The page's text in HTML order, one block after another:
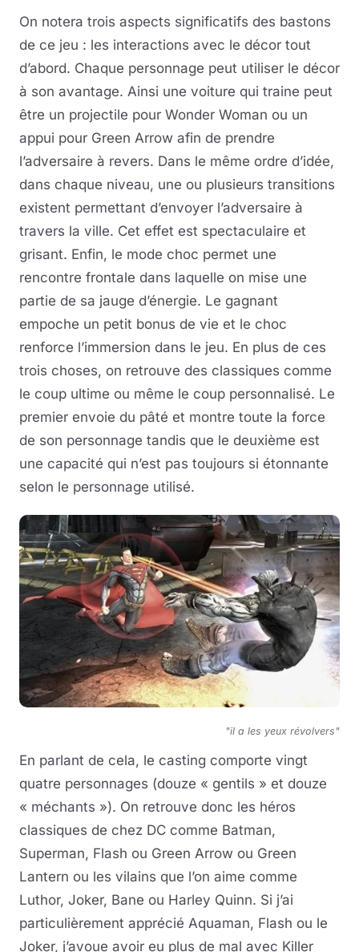
On notera trois aspects significatifs des bastons
de ce jeu : les interactions avec le décor tout
d’abord. Chaque personnage peut utiliser le décor
à son avantage. Ainsi une voiture qui traine peut
être un projectile pour Wonder Woman ou un
appui pour Green Arrow afin de prendre
l’adversaire à revers. Dans le même ordre d’idée,
dans chaque niveau, une ou plusieurs transitions
existent permettant d’envoyer l’adversaire à
travers la ville. Cet effet est spectaculaire et
grisant. Enfin, le mode choc permet une
rencontre frontale dans laquelle on mise une
partie de sa jauge d’énergie. Le gagnant
empoche un petit bonus de vie et le choc
renforce l’immersion dans le jeu. En plus de ces
trois choses, on retrouve des classiques comme
le coup ultime ou même le coup personnalisé. Le
premier envoie du pâté et montre toute la force
de son personnage tandis que le deuxième est
une capacité qui n’est pas toujours si étonnante
selon le personnage utilisé.
"il a les yeux révolvers"
En parlant de cela, le casting comporte vingt
quatre personnages (douze « gentils » et douze
« méchants »). On retrouve donc les héros
classiques de chez DC comme Batman,
Superman, Flash ou Green Arrow ou Green
Lantern ou les vilains que l’on aime comme
Luthor, Joker, Bane ou Harley Quinn. Si j’ai
particulièrement apprécié Aquaman, Flash ou le
Joker, j’avoue avoir eu plus de mal avec Killer